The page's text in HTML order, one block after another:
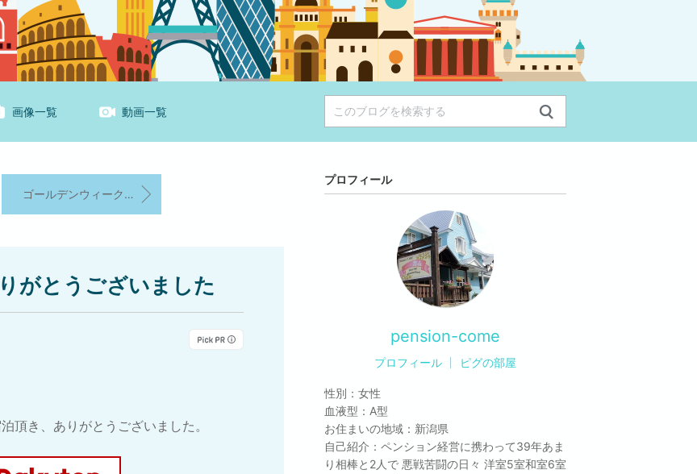
画像一覧 動画一覧
ゴールデンウィークは南魚沼で花と絶景を満喫！
がとうございました
頂き、ありがとうございました。
プロフィール
pension-come
プロフィール ピグの部屋
性別： 女性
血液型： A型
お住まいの地域： 新潟県
自己紹介： ペンション経営に携わって39年あま
り相棒と2人で 悪戦苦闘の日々 洋室5室和室6室